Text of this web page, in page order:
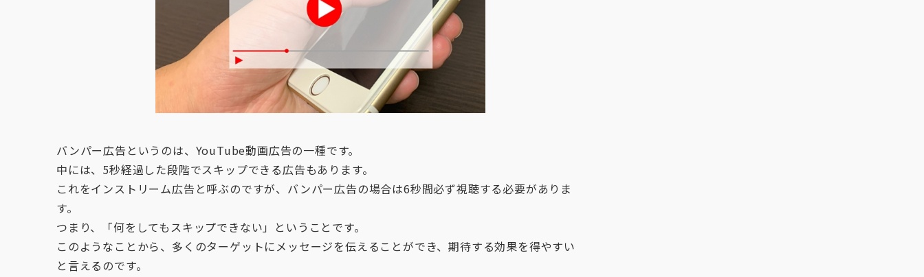
バンパー広告というのは、YouTube動画広告の一種です。
中には、5秒経過した段階でスキップできる広告もあります。
これをインストリーム広告と呼ぶのですが、バンパー広告の場合は6秒間必ず視聴する必要がありま
す。
つまり、「何をしてもスキップできない」ということです。
このようなことから、多くのターゲットにメッセージを伝えることができ、期待する効果を得やすい
と言えるのです。